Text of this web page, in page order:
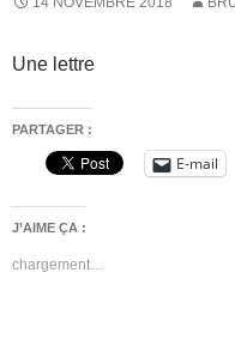
Une lettre
PARTAGER :
E-mail
J’AIME ÇA :
chargement…